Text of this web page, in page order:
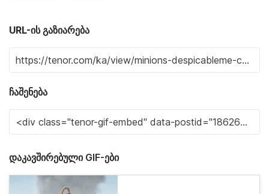
URL-ის გაზიარება
ჩაშენება
დაკავშირებული GIF-ები